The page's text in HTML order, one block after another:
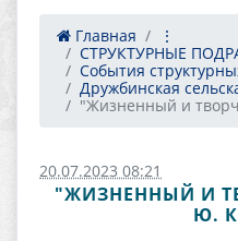
Главная
⋮
СТРУКТУРНЫЕ
События
Дружбинская
"Жизненный и
20.07.2023 08:21
"ЖИЗНЕННЫЙ И
Ю.